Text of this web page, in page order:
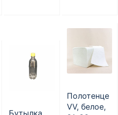
объем 1300
полистиро
л, черный,
250 шт./уп.
Полотенце
VV, белое,